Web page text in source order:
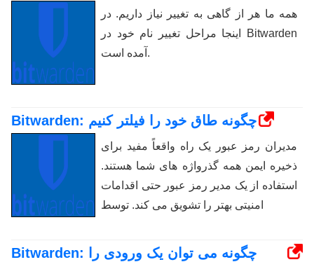
همه ما هر از گاهی به تغییر نیاز داریم. در
اینجا مراحل تغییر نام خود در Bitwarden
آمده است.
Bitwarden: چگونه طاق خود را فیلتر کنیم
مدیران رمز عبور یک راه واقعاً مفید برای
ذخیره ایمن همه گذرواژه های شما هستند.
استفاده از یک مدیر رمز عبور حتی اقدامات
امنیتی بهتر را تشویق می کند. توسط
Bitwarden: چگونه می توان یک ورودی را